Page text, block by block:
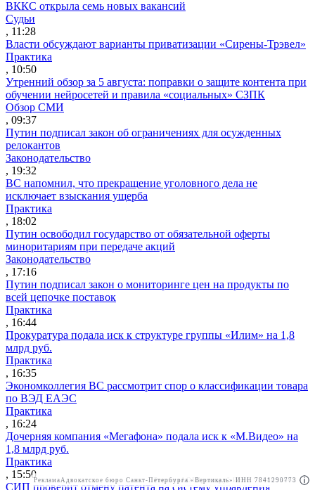
Реклама АО"Право.ру" ИНН: 7708095468
ВККС открыла семь новых вакансий
Судьи
, 11:28
Власти обсуждают варианты приватизации «Сирены-Трэвел»
Практика
, 10:50
Утренний обзор за 5 августа: поправки о защите контента при
обучении нейросетей и правила «социальных» СЗПК
Обзор СМИ
, 09:37
Путин подписал закон об ограничениях для осужденных
релокантов
Законодательство
, 19:32
ВС напомнил, что прекращение уголовного дела не
исключает взыскания ущерба
Практика
, 18:02
Путин освободил государство от обязательной оферты
миноритариям при передаче акций
Законодательство
, 17:16
Путин подписал закон о мониторинге цен на продукты по
всей цепочке поставок
Практика
, 16:44
Прокуратура подала иск к структуре группы «Илим» на 1,8
млрд руб.
Практика
, 16:35
Экономколлегия ВС рассмотрит спор о классификации товара
по ВЭД ЕАЭС
Практика
, 16:24
Дочерняя компания «Мегафона» подала иск к «М.Видео» на
1,8 млрд руб.
Практика
, 15:50
СИП проверит отмену патента на систему управления
Реклама Адвокатское бюро Санкт-Петербурга «Вертикаль» ИНН 7841290773